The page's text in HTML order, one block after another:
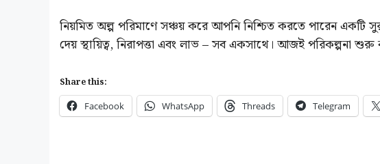
নিয়মিত অল্প পরিমাণে সঞ্চয় করে আপনি নিশ্চিত করতে পারেন একটি
দেয় স্থায়িত্ব, নিরাপত্তা এবং লাভ – সব একসাথে। আজই পরিকল্পনা
Share this:
Facebook WhatsApp Threads Telegram